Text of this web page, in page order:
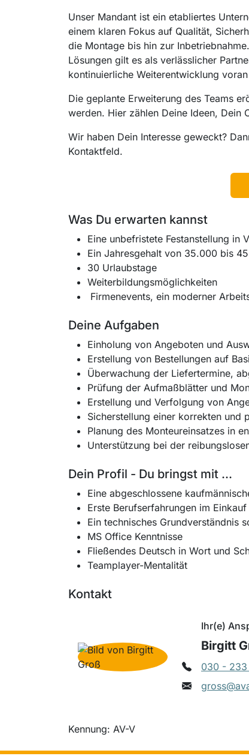
Unser Mandant ist ein etabliertes
einem klaren Fokus auf Qualität,
die Montage bis hin zur
Lösungen gilt es als verlässlicher
kontinuierliche Weiterentwicklung
Die geplante Erweiterung des Teams
werden. Hier zählen Deine Ideen, Dein
Wir haben Dein Interesse geweckt?
Kontaktfeld.
Was Du erwarten kannst
Eine unbefristete Festanstellung in
Ein Jahresgehalt von 35.000 bis
30 Urlaubstage
Weiterbildungsmöglichkeiten
Firmenevents, ein moderner
Deine Aufgaben
Einholung von Angeboten und
Erstellung von Bestellungen auf
Überwachung der Liefertermine,
Prüfung der Aufmaßblätter und
Erstellung und Verfolgung von
Sicherstellung einer korrekten und
Planung des Monteureinsatzes in
Unterstützung bei der
Dein Profil - Du bringst mit ...
Eine abgeschlossene
Erste Berufserfahrungen im
Ein technisches Grundverständnis
MS Office Kenntnisse
Fließendes Deutsch in Wort und
Teamplayer-Mentalität
Kontakt
Ihr(e)
Birgitt
030 - 233
Kennung: AV-V